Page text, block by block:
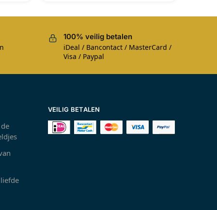
100% veilig betalen
iDeal / Bancontact / MasterCard /
Visa / Paypal
VEILIG BETALEN